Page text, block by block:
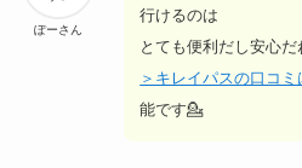
ぽーさん
行けるのは
とても便利だし安心
＞キレイパスの口コ
能です💁